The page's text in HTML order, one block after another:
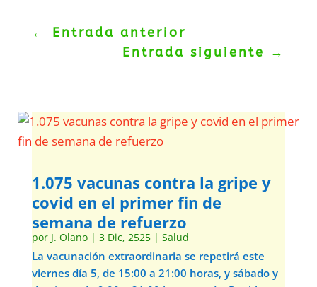
← Entrada anterior
Entrada siguiente
→
1.075 vacunas contra la gripe y
covid en el primer fin de
semana de refuerzo
por J. Olano| 3 Dic, 2525| Salud
La vacunación extraordinaria se repetirá este
viernes día 5, de 15:00 a 21:00 horas, y sábado y